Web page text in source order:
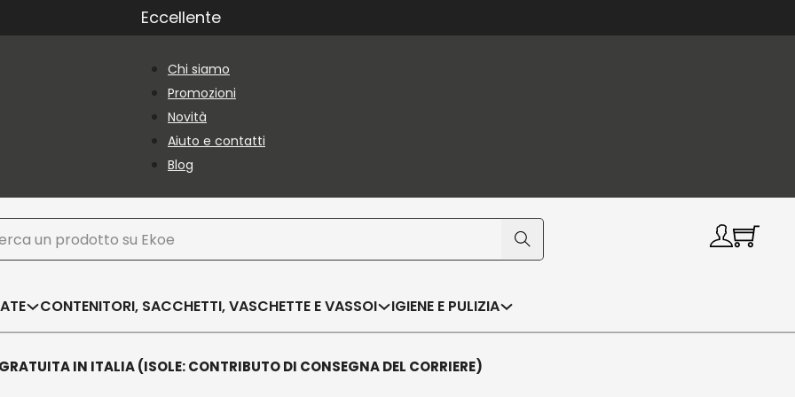
Eccellente
Chi siamo
Promozioni
Novità
Aiuto e contatti
Blog
CONTENITORI, SACCHETTI, VASCHETTE E VASSOI IGIENE E PULIZIA
IN ITALIA (ISOLE: CONTRIBUTO DI CONSEGNA DEL CORRIERE)